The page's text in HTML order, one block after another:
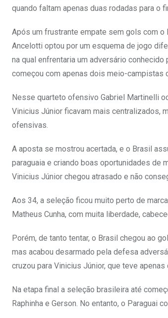
quando faltam apenas duas rodadas para o
Após um frustrante empate sem gols com o
Ancelotti optou por um esquema de jogo
na qual enfrentaria um adversário
começou com apenas dois meio-campistas
Nesse quarteto ofensivo Gabriel Martinelli
Vinicius Júnior ficavam mais centralizados,
ofensivas.
A aposta se mostrou acertada, e o Brasil
paraguaia e criando boas oportunidades de
Vinicius Júnior chegou atrasado e não
Aos 34, a seleção ficou muito perto de
Matheus Cunha, com muita liberdade,
Porém, de tanto tentar, o Brasil chegou ao
mas acabou desarmado pela defesa
cruzou para Vinicius Júnior, que teve apenas
Na etapa final a seleção brasileira até
Raphinha e Gerson. No entanto, o Paraguai